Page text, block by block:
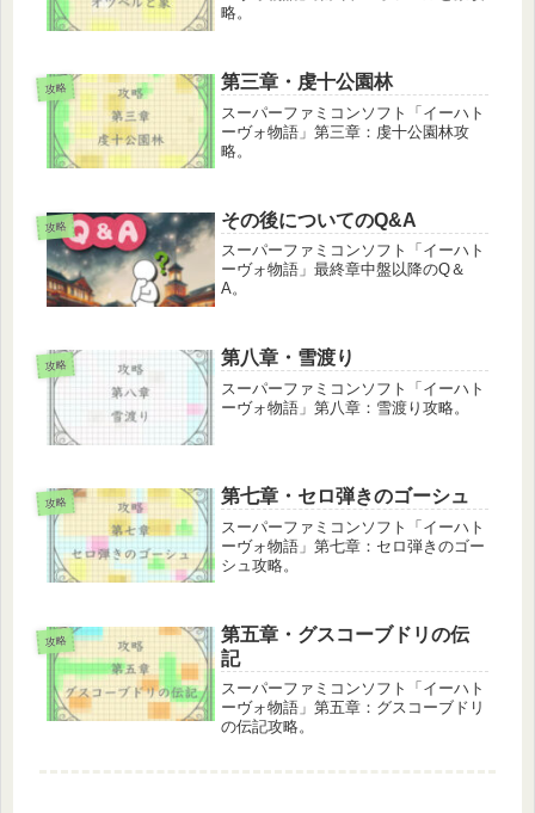
略。
攻略 第三章・虔十公園林
スーパーファミコンソフト「イーハト
ーヴォ物語」第三章：虔十公園林攻
略。
攻略 その後についてのQ&A
スーパーファミコンソフト「イーハト
ーヴォ物語」最終章中盤以降のQ＆
A。
攻略 第八章・雪渡り
スーパーファミコンソフト「イーハト
ーヴォ物語」第八章：雪渡り攻略。
攻略 第七章・セロ弾きのゴーシュ
スーパーファミコンソフト「イーハト
ーヴォ物語」第七章：セロ弾きのゴー
シュ攻略。
攻略
第五章・グスコーブドリの伝
記
スーパーファミコンソフト「イーハト
ーヴォ物語」第五章：グスコーブドリ
の伝記攻略。